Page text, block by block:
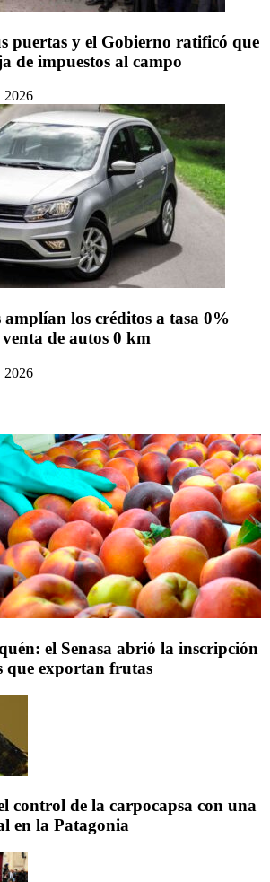
puertas y el Gobierno ratificó que
de impuestos al campo
2026
los créditos a tasa 0%
de autos 0 km
2026
el Senasa abrió la inscripción
que exportan frutas
control de la carpocapsa con una
en la Patagonia